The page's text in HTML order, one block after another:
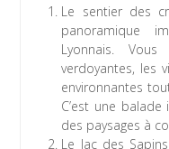
Le sentier des
panoramique
Lyonnais.
verdoyantes, les
environnantes
C’est une
des paysages à
Le lac des